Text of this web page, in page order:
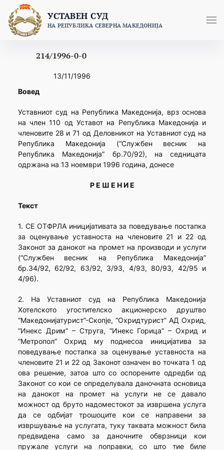
content
УСТАВЕН СУД
НА РЕПУБЛИКА СЕВЕРНА МАКЕДОНИЈА
214/1996-0-0
13/11/1996
Вовед
Уставниот суд на Република Македонија, врз основа
на член 110 од Уставот на Република Македонија и
членовите 28 и 71 од Деловникот на Уставниот суд на
Република Македонија (“Службен весник на
Република Македонија” бр.70/92), на седницата
одржана на 13 ноември 1996 година, донесе
Р Е Ш Е Н И Е
Текст
1. СЕ ОТФРЛА иницијативата за поведување постапка
за оценување уставноста на членовите 21 и 22 од
Законот за данокот на промет на производи и услуги
(“Службен весник на Република Македонија”
бр.34/92, 62/92, 63/92, 3/93, 4/93, 80/93, 42/95 и
4/96).
2. На Уставниот суд на Република Македонија
Хотелското угостителско акционерско друштво
“Македонијатурист”-Скопје, “Охридтурист” АД Охрид,
“Инекс Дрим” – Струга, “Инекс Горица” – Охрид и
“Метропол” Охрид му поднесоа иницијатива за
поведување постапка за оценување уставноста на
членовите 21 и 22 од Законот означен во точката 1 од
ова решение, затоа што со оспорените одредби од
Законот со кои се определувала даночната основица
на данокот на промет на услуги не се давало
можност од бруто надоместокот за извршена услуга
да се одбијат трошоците кои се направени за
извршување на услугата, туку таквата можност била
предвидена само за даночните обврзници кои
пружале услуги на поправки, со што тие биле